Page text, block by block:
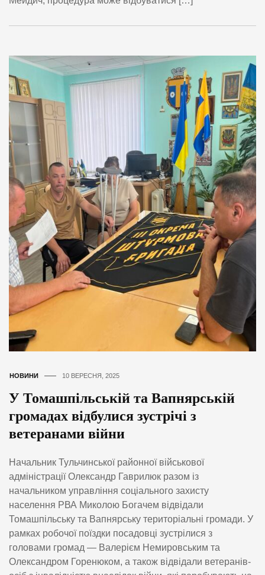
НОВИНИ 10 ВЕРЕСНЯ, 2025
У Томашпільській та Вапнярській
громадах відбулися зустрічі з
ветеранами війни
Начальник Тульчинської районної військової
адміністрації Олександр Гаврилюк разом із
начальником управління соціального захисту
населення РВА Миколою Богачем відвідали
Томашпільську та Вапнярську територіальні громади. У
рамках робочої поїздки посадовці зустрілися з
головами громад — Валерієм Немировським та
Олександром Горенюком, а також відвідали ветеранів-